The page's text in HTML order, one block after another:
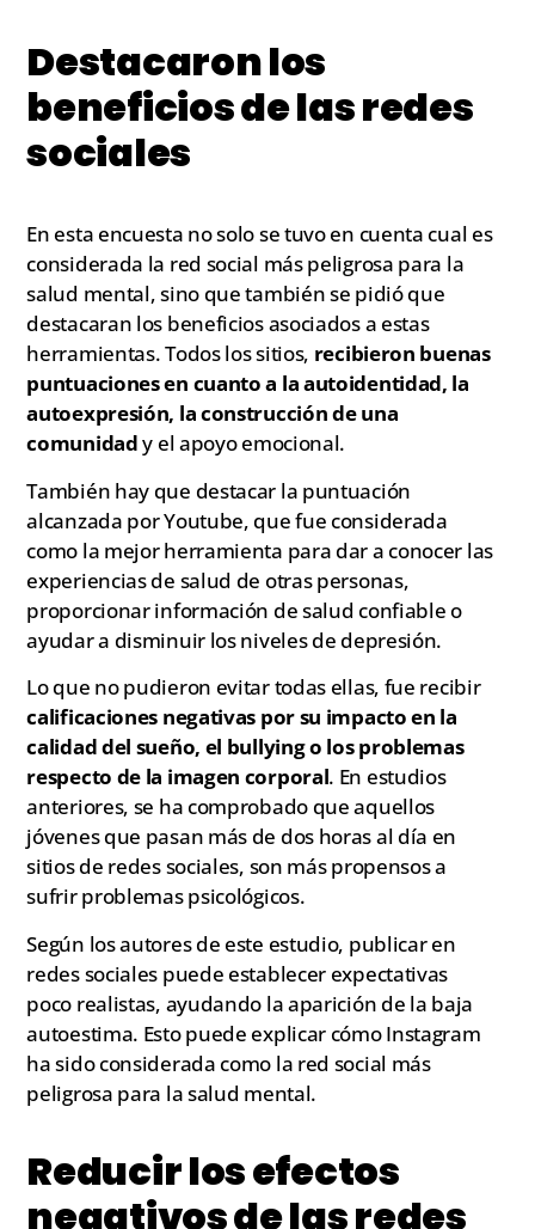
Destacaron los
beneficios de las redes
sociales
En esta encuesta no solo se tuvo en cuenta cual es
considerada la red social más peligrosa para la
salud mental, sino que también se pidió que
destacaran los beneficios asociados a estas
herramientas. Todos los sitios, recibieron buenas
puntuaciones en cuanto a la autoidentidad, la
autoexpresión, la construcción de una
comunidady el apoyo emocional.
También hay que destacar la puntuación
alcanzada por Youtube, que fue considerada
como la mejor herramienta para dar a conocer las
experiencias de salud de otras personas,
proporcionar información de salud confiable o
ayudar a disminuir los niveles de depresión.
Lo que no pudieron evitar todas ellas, fue recibir
calificaciones negativas por su impacto en la
calidad del sueño, el bullying o los problemas
respecto de la imagen corporal. En estudios
anteriores, se ha comprobado que aquellos
jóvenes que pasan más de dos horas al día en
sitios de redes sociales, son más propensos a
sufrir problemas psicológicos.
Según los autores de este estudio, publicar en
redes sociales puede establecer expectativas
poco realistas, ayudando la aparición de la baja
autoestima. Esto puede explicar cómo Instagram
ha sido considerada como la red social más
peligrosa para la salud mental.
Reducir los efectos
negativos de las redes